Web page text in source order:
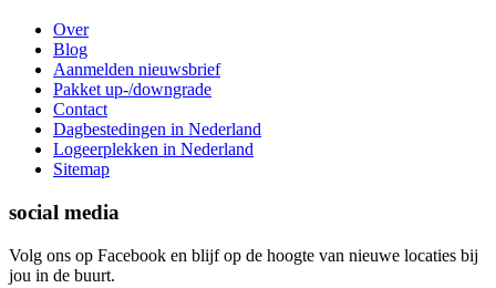
Over
Blog
Aanmelden nieuwsbrief
Pakket up-/downgrade
Contact
Dagbestedingen in Nederland
Logeerplekken in Nederland
Sitemap
social media
Volg ons op Facebook en blijf op de hoogte van nieuwe locaties bij
jou in de buurt.